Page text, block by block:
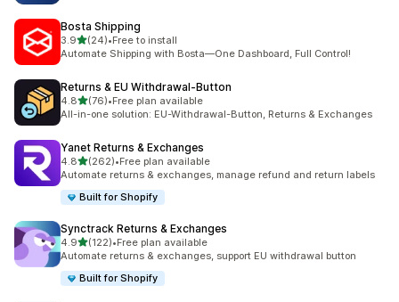
Bosta Shipping
3.9เต็ม 5 ดาว
(24)
ทั้งหมด 24 รีวิว
•Free to install
Automate Shipping with Bosta—One Dashboard, Full Control!
Returns & EU Withdrawal‑Button
4.8เต็ม 5 ดาว
(76)
ทั้งหมด 76 รีวิว
•Free plan available
All-in-one solution: EU-Withdrawal-Button, Returns & Exchanges
Yanet Returns & Exchanges
4.8เต็ม 5 ดาว
(262)
ทั้งหมด 262 รีวิว
•Free plan available
Automate returns & exchanges, manage refund and return labels
Built for Shopify
Synctrack Returns & Exchanges
4.9เต็ม 5 ดาว
(122)
ทั้งหมด 122 รีวิว
•Free plan available
Automate returns & exchanges, support EU withdrawal button
Built for Shopify